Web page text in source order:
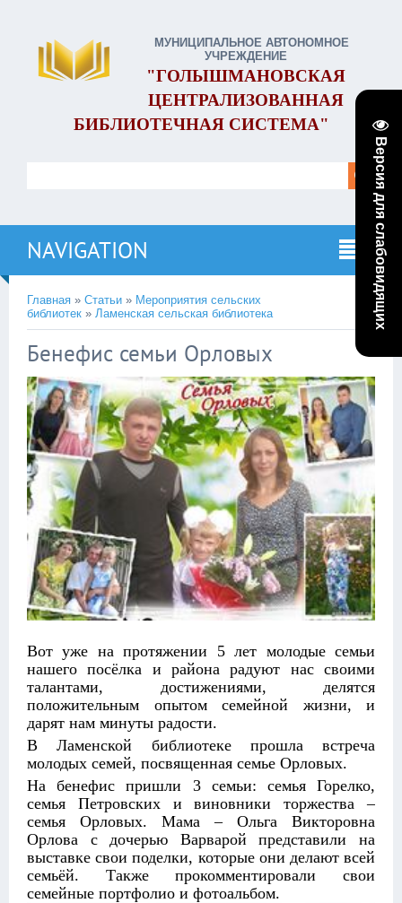
Версия для слабовидящих
МУНИЦИПАЛЬНОЕ АВТОНОМНОЕ
УЧРЕЖДЕНИЕ
"ГОЛЫШМАНОВСКАЯ
ЦЕНТРАЛИЗОВАННАЯ
БИБЛИОТЕЧНАЯ СИСТЕМА"
NAVIGATION
Главная » Статьи » Мероприятия сельских
библиотек » Ламенская сельская библиотека
Бенефис семьи Орловых
Вот уже на протяжении 5 лет молодые семьи
нашего посёлка и района радуют нас своими
талантами, достижениями, делятся
положительным опытом семейной жизни, и
дарят нам минуты радости.
В Ламенской библиотеке прошла встреча
молодых семей, посвященная семье Орловых.
На бенефис пришли 3 семьи: семья Горелко,
семья Петровских и виновники торжества –
семья Орловых. Мама – Ольга Викторовна
Орлова с дочерью Варварой представили на
выставке свои поделки, которые они делают всей
семьёй. Также прокомментировали свои
семейные портфолио и фотоальбом.